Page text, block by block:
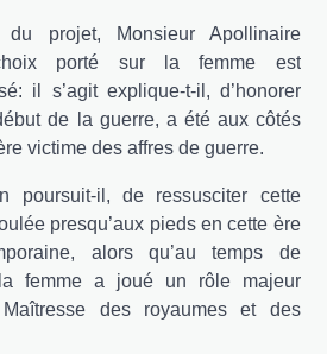
du projet, Monsieur Apollinaire
porté sur la femme est
il s’agit explique-t-il, d’honorer
de la guerre, a été aux côtés
victime des affres de guerre.
poursuit-il, de ressusciter cette
presqu’aux pieds en cette ère
alors qu’au temps de
la femme a joué un rôle majeur
Maîtresse des royaumes et des